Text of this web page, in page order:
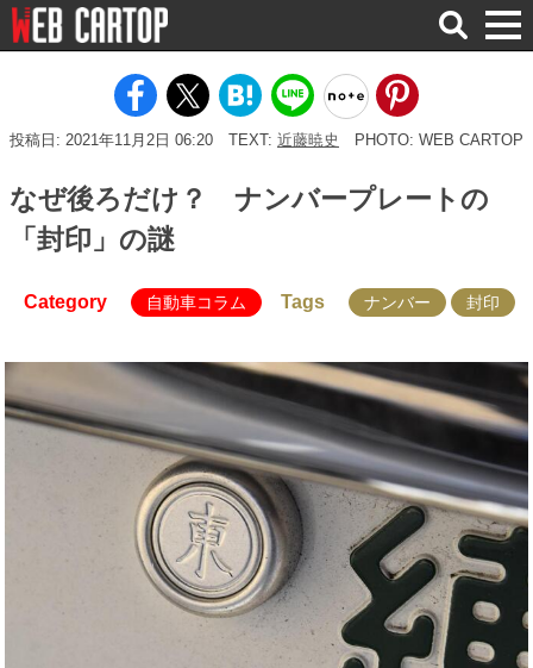
検
索
投稿日: 2021年11月2日 06:20 TEXT: 近藤暁史 PHOTO: WEB CARTOP
なぜ後ろだけ？ ナンバープレートの
「封印」の謎
Category 自動車コラム Tags ナンバー 封印